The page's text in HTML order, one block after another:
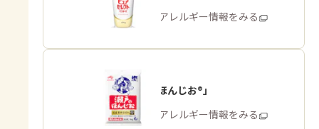
商品・アレルギー情報をみる
「瀬戸のほんじお®」
商品・アレルギー情報をみる